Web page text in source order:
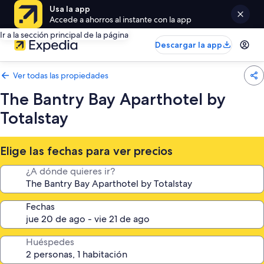
Usa la app
Accede a ahorros al instante con la app
Ir a la sección principal de la página
Descargar la app
Ver todas las propiedades
The Bantry Bay Aparthotel by
Totalstay
Elige las fechas para ver precios
¿A dónde quieres ir?
Fechas
Huéspedes